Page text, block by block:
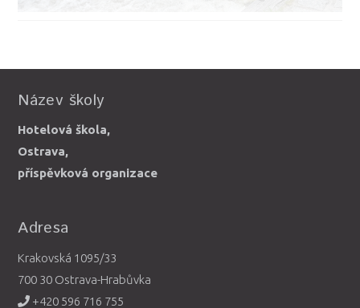
Název školy
Hotelová škola,
Ostrava,
příspěvková organizace
Adresa
Krakovská 1095/33
700 30 Ostrava-Hrabůvka
+420 596 716 755